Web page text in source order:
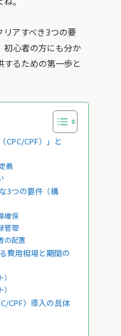
リアすべき3つの要
初心者の方にも分か
するための第一歩と
CPC/CPF）」と
義
3つの要件（構
確保
管理
の配置
費用相場と期間の
CPF）導入の具体